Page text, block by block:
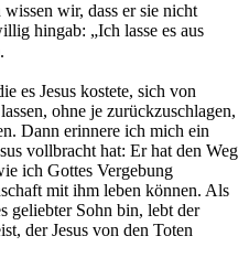
wir, dass er sie nicht
hingab: „Ich lasse es aus
es Jesus kostete, sich von
ohne je zurückzuschlagen,
Dann erinnere ich mich ein
vollbracht hat: Er hat den Weg
ich Gottes Vergebung
mit ihm leben können. Als
geliebter Sohn bin, lebt der
der Jesus von den Toten